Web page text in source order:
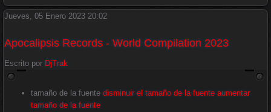
Jueves, 05 Enero 2023 20:02
Apocalipsis Records - World Compilation 2023
Escrito por DjTrak
tamaño de la fuente disminuir el tamaño de la fuente aumentar
tamaño de la fuente